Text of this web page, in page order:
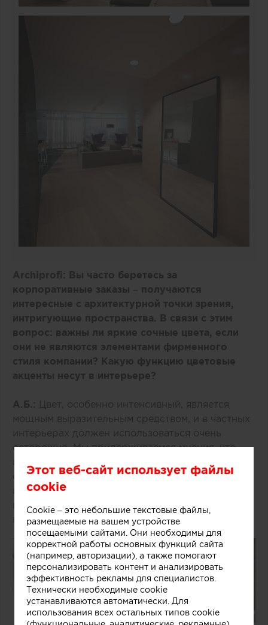
Archiprofi : Вы часто беретесь за
корпоративные заказы – получаются
интересные с архитектурной точки зрения,
интригующие пространства. В связи с этим
вопрос: важны ли яркие сочные цвета, если
они не являются элементами фирменного
стиля компании? Какую функцию цветовые
акценты несут в интерьере?
А.Б.:
Цвет, особенно интенсивный, является
мощным выразительным средством, и в частных
интерьерах должен использоваться очень
осторожно. Мы придерживаемся мнения, что
идеальным фоном внутреннего пространства
служит нейтральная гамма, а цвет лучше
интегрировать в интерьер посредством декора,
мебели и других легко заменяемых деталей
проекта.
Этот веб-сайт использует файлы
cookie
Cookie – это небольшие текстовые файлы,
размещаемые на вашем устройстве
посещаемыми сайтами. Они необходимы для
корректной работы основных функций сайта
(например, авторизации), а также помогают
персонализировать контент и анализировать
эффективность рекламы для специалистов.
Технически необходимые cookie
устанавливаются автоматически. Для
использования всех остальных типов cookie